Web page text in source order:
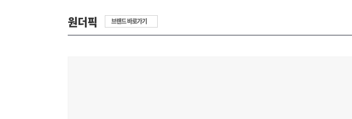
원더픽 브랜드 바로가기